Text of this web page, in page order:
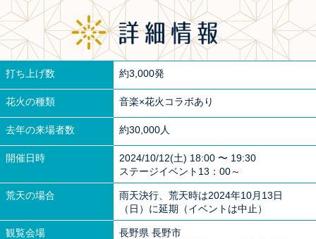
打ち上げ数 約3,000発
花火の種類 音楽×花火コラボあり
去年の来場者数 約30,000人
開催日時
2024/10/12(土) 18:00 〜 19:30
ステージイベント13：00～
荒天の場合
雨天決行、荒天時は2024年10月13日
（日）に延期（イベントは中止）
観覧会場
長野県 長野市